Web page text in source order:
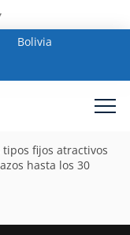
Bolivia
fijos atractivos
hasta los 30